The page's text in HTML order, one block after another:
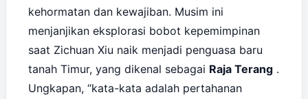
kehormatan dan kewajiban. Musim ini
menjanjikan eksplorasi bobot kepemimpinan
saat Zichuan Xiu naik menjadi penguasa baru
tanah Timur, yang dikenal sebagai Raja Terang .
Ungkapan, “kata-kata adalah pertahanan